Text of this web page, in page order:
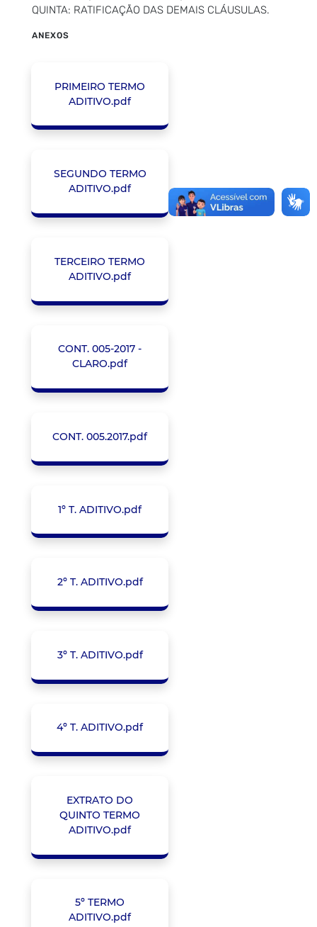
QUINTA: RATIFICAÇÃO DAS DEMAIS CLÁUSULAS.
ANEXOS
PRIMEIRO TERMO
ADITIVO.pdf
SEGUNDO TERMO
ADITIVO.pdf
TERCEIRO TERMO
ADITIVO.pdf
CONT. 005-2017 -
CLARO.pdf
CONT. 005.2017.pdf
1º T. ADITIVO.pdf
2º T. ADITIVO.pdf
3º T. ADITIVO.pdf
4º T. ADITIVO.pdf
EXTRATO DO
QUINTO TERMO
ADITIVO.pdf
5º TERMO
ADITIVO.pdf